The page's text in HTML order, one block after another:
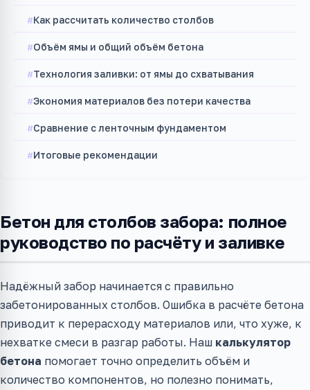
Как рассчитать количество столбов
Объём ямы и общий объём бетона
Технология заливки: от ямы до схватывания
Экономия материалов без потери качества
Сравнение с ленточным фундаментом
Итоговые рекомендации
Бетон для столбов забора: полное
руководство по расчёту и заливке
Надёжный забор начинается с правильно
забетонированных столбов. Ошибка в расчёте бетона
приводит к перерасходу материалов или, что хуже, к
нехватке смеси в разгар работы. Наш калькулятор
бетона помогает точно определить объём и
количество компонентов, но полезно понимать,